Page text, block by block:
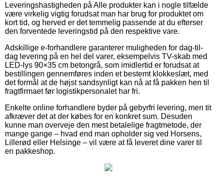
Leveringshastigheden på Alle produkter kan i nogle tilfælde
være virkelig vigtig forudsat man har brug for produktet om
kort tid, og herved er det temmelig passende at du efterser
den forventede leveringstid på den respektive vare.
Adskillige e-forhandlere garanterer muligheden for dag-til-
dag levering på en hel del varer, eksempelvis TV-skab med
LED-lys 90×35 cm betongrå, som imidlertid er forudsat at
bestillingen gennemføres inden et bestemt klokkeslæt, med
det formål at de højst sandsynligt kan nå at få pakken hen til
fragtfirmaet før logistikpersonalet har fri.
Enkelte online forhandlere byder på gebyrfri levering, men tit
afkræver det at der købes for en konkret sum. Desuden
kunne man overveje den mest betalelige fragtmetode, der
mange gange – hvad end man opholder sig ved Horsens,
Lillerød eller Helsinge – vil være at få leveret dine varer til
en pakkeshop.